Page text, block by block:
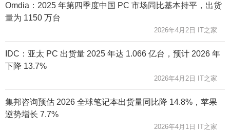
Omdia：2025 年第四季度中国 PC 市场同比基本持平，出货
量为 1150 万台
2026年4月2日 IT之家
IDC：亚太 PC 出货量 2025 年达 1.066 亿台，预计 2026 年
下降 13.7%
2026年4月2日 IT之家
集邦咨询预估 2026 全球笔记本出货量同比降 14.8%，苹果
逆势增长 7.7%
2026年4月1日 IT之家